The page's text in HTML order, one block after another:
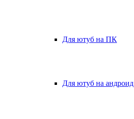
Для ютуб на ПК
Для ютуб на андроид